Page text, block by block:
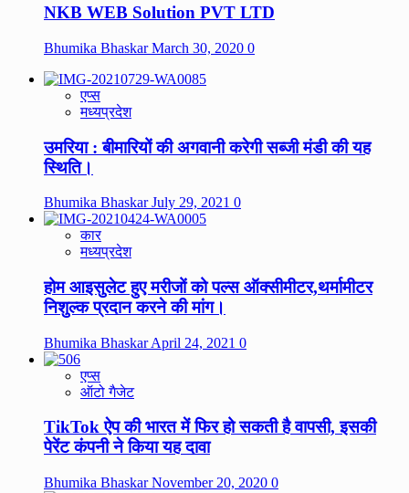
NKB WEB Solution PVT LTD
Bhumika BhaskarMarch 30, 2020 0
एप्स
मध्यप्रदेश
उमरिया : बीमारियों की अगवानी करेगी सब्जी मंडी की यह
स्थिति।
Bhumika BhaskarJuly 29, 2021 0
कार
मध्यप्रदेश
होम आइसुलेट हुए मरीजों को पल्स ऑक्सीमीटर,थर्मामीटर
निशुल्क प्रदान करने की मांग।
Bhumika BhaskarApril 24, 2021 0
एप्स
ऑटो गैजेट
TikTok ऐप की भारत में फिर हो सकती है वापसी, इसकी
पेरेंट कंपनी ने किया यह दावा
Bhumika BhaskarNovember 20, 2020 0